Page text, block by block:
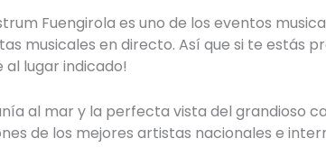
Fuengirola es uno de los eventos
musicales en directo. Así que si te estás
al lugar indicado!
al mar y la perfecta vista del grandioso
de los mejores artistas nacionales e